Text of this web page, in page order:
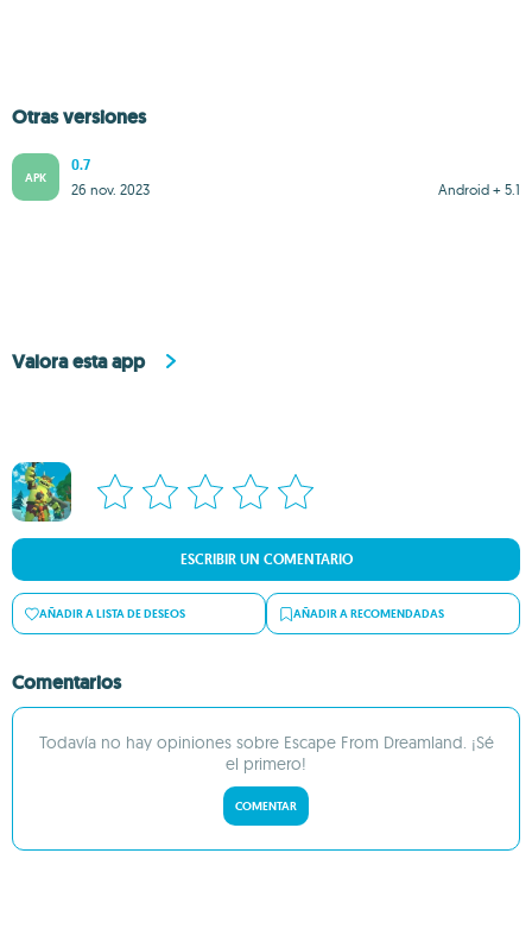
Otras versiones
APK
0.7
Android + 5.1
26 nov. 2023
Valora esta app
ESCRIBIR UN COMENTARIO
AÑADIR A LISTA DE DESEOS AÑADIR A RECOMENDADAS
Comentarios
Todavía no hay opiniones sobre Escape From Dreamland. ¡Sé
el primero!
COMENTAR